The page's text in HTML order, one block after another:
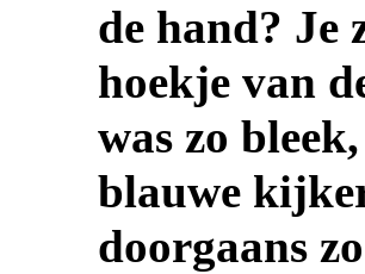
de hand? Je
hoekje van
was zo
blauwe
doorgaans